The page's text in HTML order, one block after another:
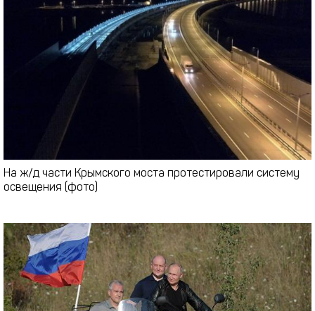
На ж/д части Крымского моста протестировали систему
освещения (фото)